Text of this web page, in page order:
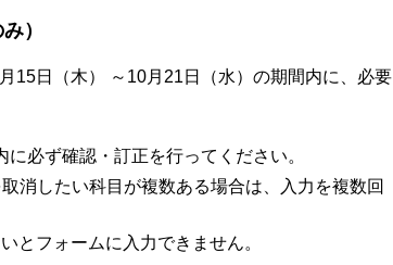
）
15日（木） ～10月21日（水）の期間内に、必要
必ず確認・訂正を行ってください。
消したい科目が複数ある場合は、入力を複数回
とフォームに入力できません。